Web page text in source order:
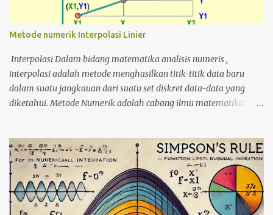
Metode numerik Interpolasi Linier
Interpolasi Dalam bidang matematika analisis numeris ,
interpolasi adalah metode menghasilkan titik-titik data baru
dalam suatu jangkauan dari suatu set diskret data-data yang
diketahui. Metode Numerik adalah cabang ilmu matematika
interpolasi linier merupakan salah satu teknik yang sering
digunakan untuk mencari nilai suatu fungsi pada titik tertentu
yang belum diketahui. Interpolasi linier adalah metode untuk
memperkirakan nilai suatu fungsi pada titik tertentu yang belum
diketahui dengan menggunakan dua atau lebih nilai dari fungsi